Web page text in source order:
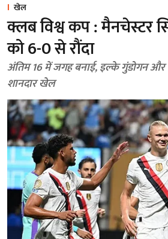
खेल
क्लब विश्व कप : मैनचेस्टर
को 6-0 से रौंदा
अंतिम 16 में जगह बनाई, इल्के गुंडोगन और
शानदार खेल